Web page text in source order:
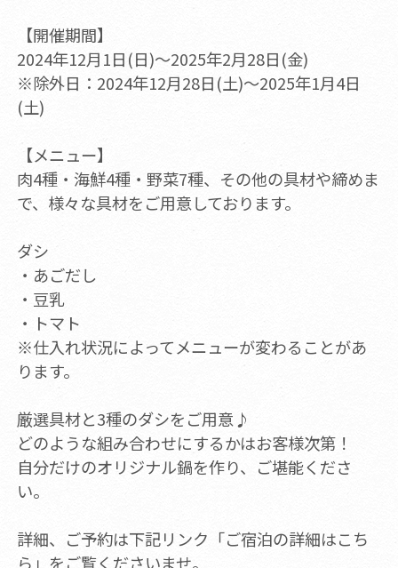
【開催期間】
2024年12月1日(日)～2025年2月28日(金)
※除外日：2024年12月28日(土)～2025年1月4日
(土)
【メニュー】
肉4種・海鮮4種・野菜7種、その他の具材や締めま
で、様々な具材をご用意しております。
ダシ
・あごだし
・豆乳
・トマト
※仕入れ状況によってメニューが変わることがあ
ります。
厳選具材と3種のダシをご用意♪
どのような組み合わせにするかはお客様次第！
自分だけのオリジナル鍋を作り、ご堪能くださ
い。
詳細、ご予約は下記リンク「ご宿泊の詳細はこち
ら」をご覧くださいませ。